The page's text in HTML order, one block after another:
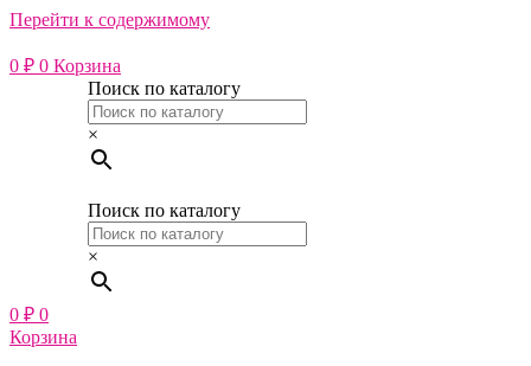
Перейти к содержимому
0 ₽ 0 Корзина
Поиск по каталогу
×
Поиск по каталогу
×
0 ₽ 0
Корзина